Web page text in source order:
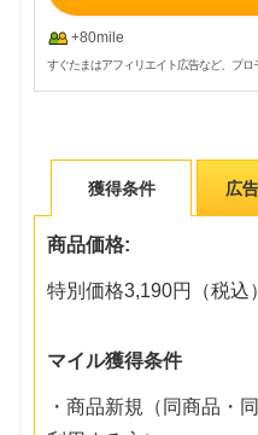
+80mile
すぐたまはアフィリエイト広告など、プ
獲得条件 広
商品価格:
特別価格3,190円（税込
マイル獲得条件
・商品新規（同商品・